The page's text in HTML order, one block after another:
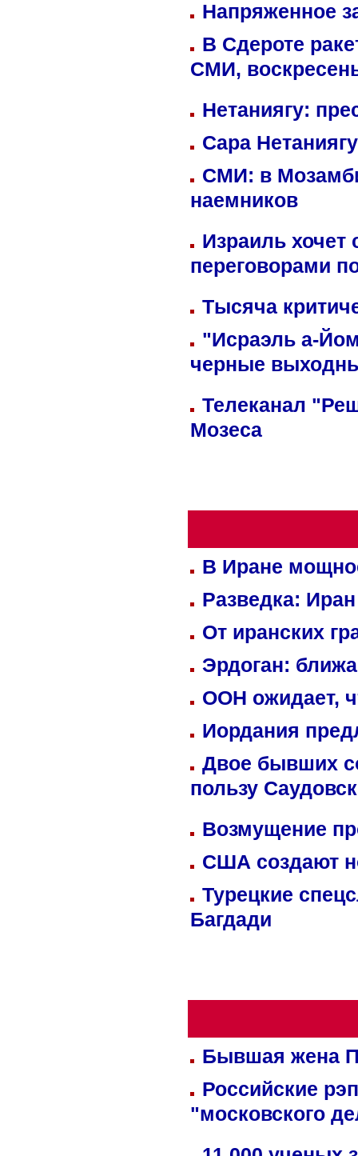
Напряженное
В Сдероте
СМИ,
Нетаниягу:
Сара
СМИ: в
наемников
Израиль хочет
переговорами
Тысяча
"Исраэль а-
черные
Телеканал
Мозеса
В Иране
Разведка:
От иранских
Эрдоган:
ООН ожидает,
Иордания
Двое бывших
пользу
Возмущение
США создают
Турецкие
Багдади
Бывшая жена
Российские
"московского